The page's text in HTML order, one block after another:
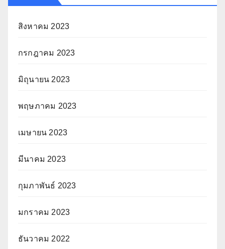
สิงหาคม 2023
กรกฎาคม 2023
มิถุนายน 2023
พฤษภาคม 2023
เมษายน 2023
มีนาคม 2023
กุมภาพันธ์ 2023
มกราคม 2023
ธันวาคม 2022